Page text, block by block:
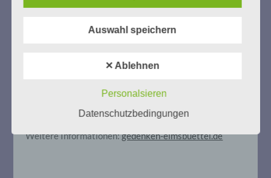
Leben in Menschenwürde garantiert.
Vom 20. April bis 14. Juni 2026
Weitere Informationen:gedenken-eimsbuettel.de
c) Verarbeitung
automatisierter Verfahren ausgeführte
im Zusammenhang mit
personenbezogenen Daten wie das
Erheben, das Erfassen, die Organisation,
das Ordnen, die Speicherung, die
Auslesen, das Abfragen, die Verwendung,
Auswahl speichern
✕ Ablehnen
Personalsieren
Datenschutzbedingungen